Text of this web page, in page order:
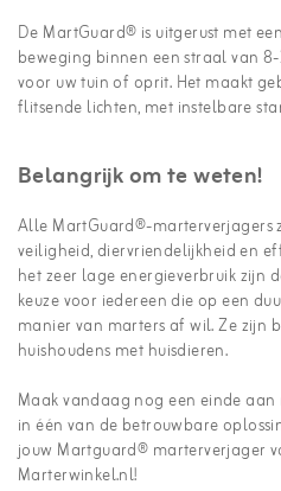
De MartGuard® is uitgerust met
beweging binnen een straal van
voor uw tuin of oprit. Het maakt
flitsende lichten, met instelbare
Belangrijk om te weten!
Alle MartGuard®-marterverjagers
veiligheid, diervriendelijkheid en
het zeer lage energieverbruik zijn
keuze voor iedereen die op een
manier van marters af wil. Ze zijn
huishoudens met huisdieren.
Maak vandaag nog een einde
in één van de betrouwbare
jouw Martguard® marterverjager
Marterwinkel.nl!